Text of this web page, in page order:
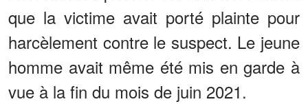
que la victime avait porté plainte pour
harcèlement contre le suspect. Le jeune
homme avait même été mis en garde à
vue à la fin du mois de juin 2021.